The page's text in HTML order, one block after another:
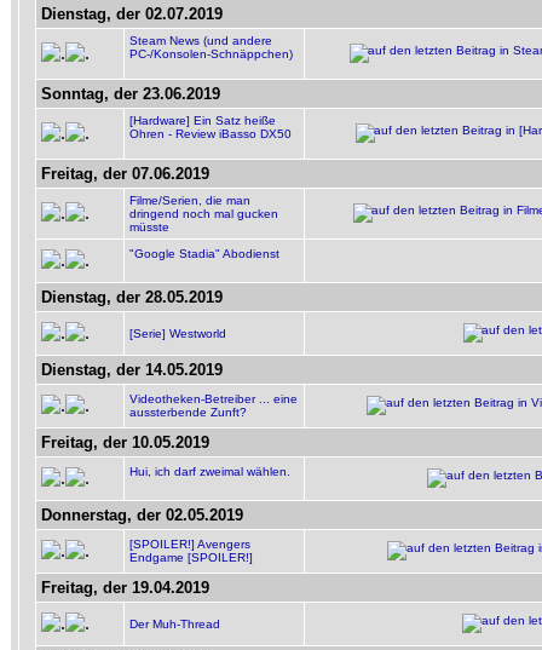
Dienstag, der 02.07.2019
Steam News (und andere
PC-/Konsolen-Schnäppchen)
Sonntag, der 23.06.2019
[Hardware] Ein Satz heiße
Ohren - Review iBasso DX50
Freitag, der 07.06.2019
Filme/Serien, die man
dringend noch mal gucken
müsste
"Google Stadia" Abodienst
Dienstag, der 28.05.2019
[Serie] Westworld
Dienstag, der 14.05.2019
Videotheken-Betreiber ... eine
aussterbende Zunft?
Freitag, der 10.05.2019
Hui, ich darf zweimal wählen.
Donnerstag, der 02.05.2019
[SPOILER!] Avengers
Endgame [SPOILER!]
Freitag, der 19.04.2019
Der Muh-Thread